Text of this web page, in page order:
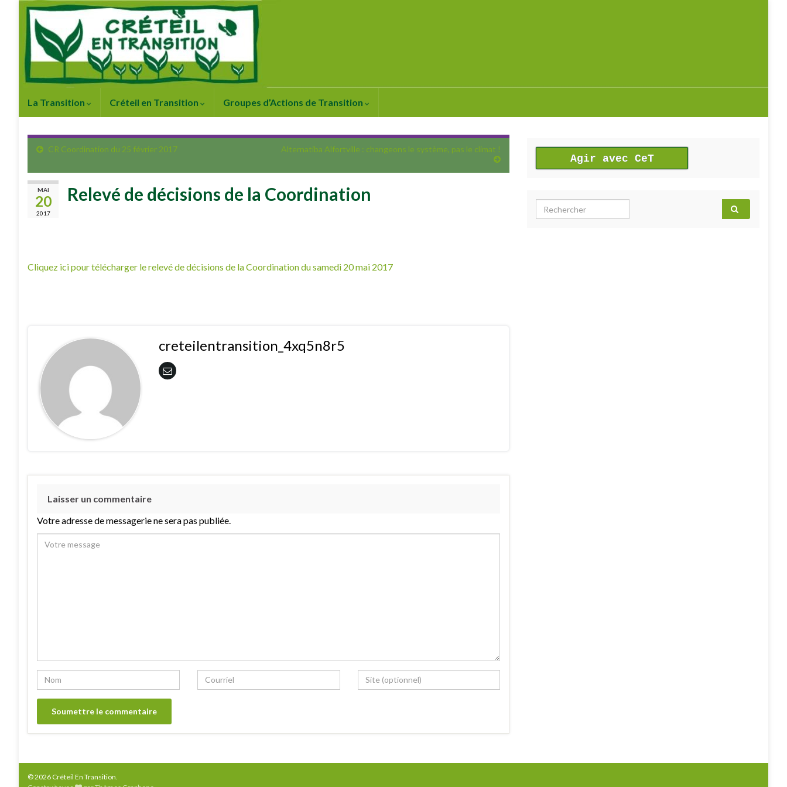
La Transition Créteil en Transition Groupes d’Actions de Transition
CR Coordination du 25 février 2017 Alternatiba Alfortville : changeons le système, pas le climat !
MAI
20
2017
Relevé de décisions de la Coordination
Cliquez ici pour télécharger le relevé de décisions de la Coordination du samedi 20 mai 2017
creteilentransition_4xq5n8r5
Laisser un commentaire
Votre adresse de messagerie ne sera pas publiée.
Alternative:
Agir avec CeT
Search for:
© 2026 Créteil En Transition.